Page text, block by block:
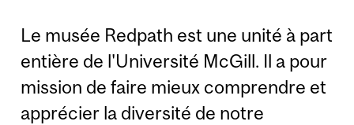
Le musée Redpath est une unité à part
entière de l'Université McGill. Il a pour
mission de faire mieux comprendre et
apprécier la diversité de notre